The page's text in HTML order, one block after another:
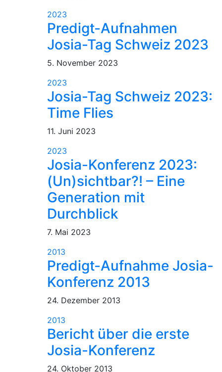
2023
Predigt-Aufnahmen
Josia-Tag Schweiz 2023
5. November 2023
2023
Josia-Tag Schweiz 2023:
Time Flies
11. Juni 2023
2023
Josia-Konferenz 2023:
(Un)sichtbar?! – Eine
Generation mit
Durchblick
7. Mai 2023
2013
Predigt-Aufnahme Josia-
Konferenz 2013
24. Dezember 2013
2013
Bericht über die erste
Josia-Konferenz
24. Oktober 2013